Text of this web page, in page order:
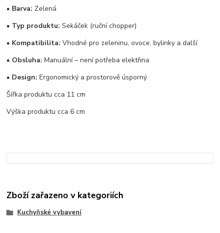
• Barva: Zelená
• Typ produktu: Sekáček (ruční chopper)
• Kompatibilita: Vhodné pro zeleninu, ovoce, bylinky a další
• Obsluha: Manuální – není potřeba elektřina
• Design: Ergonomický a prostorově úsporný
Šířka produktu cca 11 cm
Výška produktu cca 6 cm
Zboží zařazeno v kategoriích
Kuchyňské vybavení